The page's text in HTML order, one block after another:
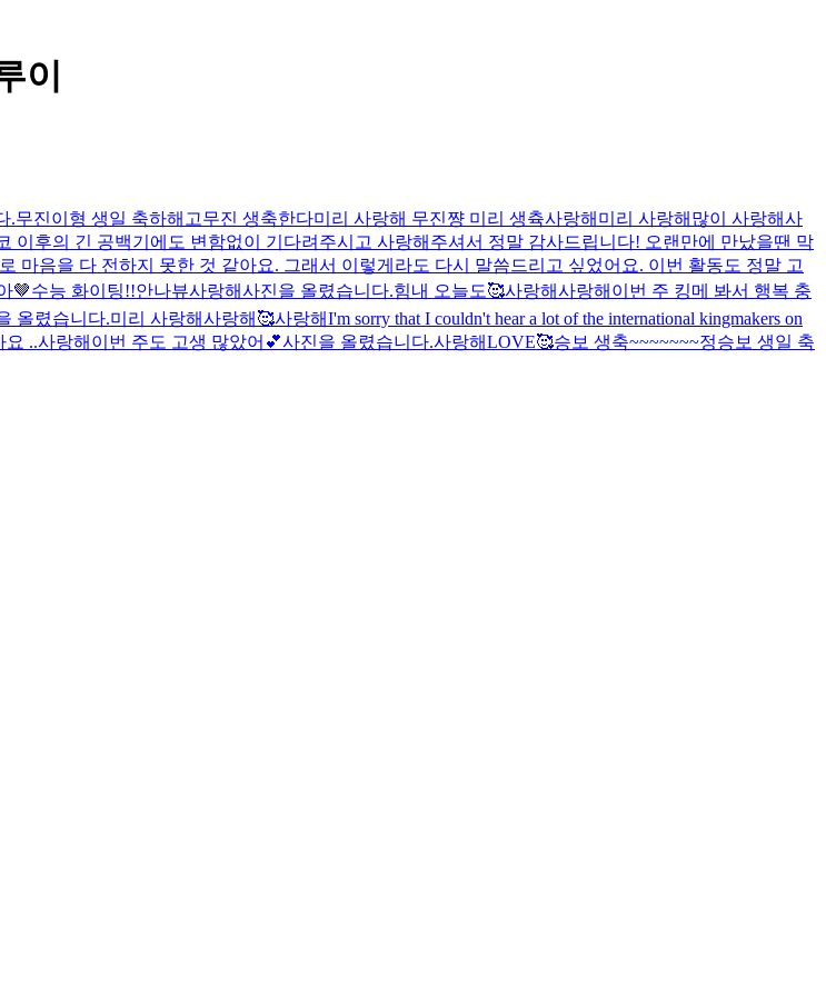
이
.무진이형 생일 축하해 고무진 생축한다미리 사랑해 무진쨩 미리 생츅사랑해 미리 사랑해 많이 사랑해사
이후의 긴 공백기에도 변함없이 기다려주시고 사랑해주셔서 정말 감사드립니다! 오랜만에 만났을땐 막
마음을 다 전하지 못한 것 같아요. 그래서 이렇게라도 다시 말씀드리고 싶었어요. 이번 활동도 정말 고
🤎수능 화이팅!!안나뷰사랑해사진을 올렸습니다.힘내 오늘도🥰사랑해사랑해 이번 주 킹메 봐서 행복 충
올렸습니다.미리 사랑해사랑해 🥰사랑해I'm sorry that I couldn't hear a lot of the international kingmakers on
요 ..사랑해 이번 주도 고생 많았어💕사진을 올렸습니다.사랑해LOVE🥰승보 생축~~~~~~~정승보 생일 축